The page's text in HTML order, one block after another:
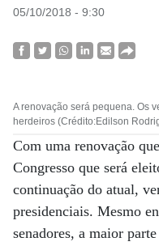
05/10/2018 - 9:30
A renovação será pequena. Os
herdeiros (Crédito:Edilson
Com uma renovação
Congresso que será
continuação do atual,
presidenciais. Mesmo
senadores, a maior